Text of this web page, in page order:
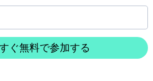
ぐ無料で参加する